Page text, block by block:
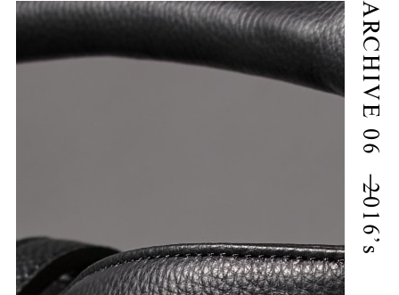
ARCHIVE 06｜2016’s